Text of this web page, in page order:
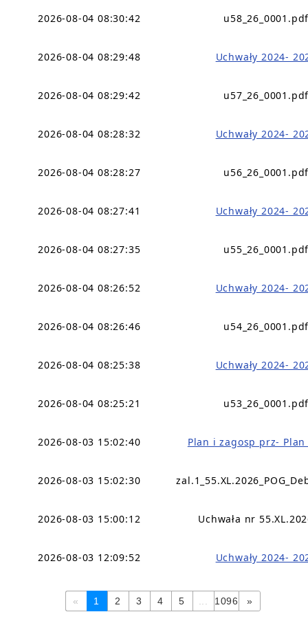
2026-08-04 08:30:42
2026-08-04 08:29:48 Uchwały 2024-
2026-08-04 08:29:42
2026-08-04 08:28:32 Uchwały 2024-
2026-08-04 08:28:27
2026-08-04 08:27:41 Uchwały 2024-
2026-08-04 08:27:35
2026-08-04 08:26:52 Uchwały 2024-
2026-08-04 08:26:46
2026-08-04 08:25:38 Uchwały 2024-
2026-08-04 08:25:21
2026-08-03 15:02:40 Plan i zagosp prz-
2026-08-03 15:02:30
2026-08-03 15:00:12 Uchwała nr
2026-08-03 12:09:52 Uchwały 2024-
« 1 2 3 4 5 1096 »